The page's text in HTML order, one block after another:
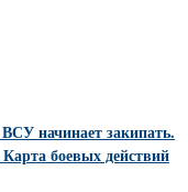
начинает закипать.
боевых действий